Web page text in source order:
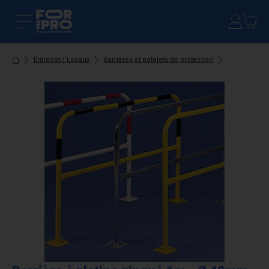
Entrepôt / Locaux Barrières et potelets de protection